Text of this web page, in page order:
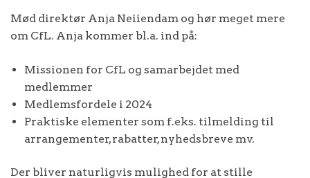
Mød direktør Anja Neiiendam og hør meget mere
om CfL. Anja kommer bl.a. ind på:
Missionen for CfL og samarbejdet med
medlemmer
Medlemsfordele i 2024
Praktiske elementer som f.eks. tilmelding til
arrangementer, rabatter, nyhedsbreve mv.
Der bliver naturligvis mulighed for at stille